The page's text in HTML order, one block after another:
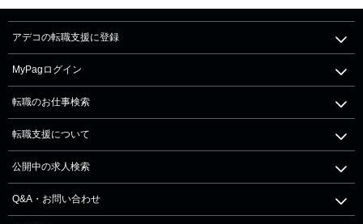
アデコの転職支援に登録
MyPagログイン
転職のお仕事検索
転職支援について
公開中の求人検索
Q&A・お問い合わせ